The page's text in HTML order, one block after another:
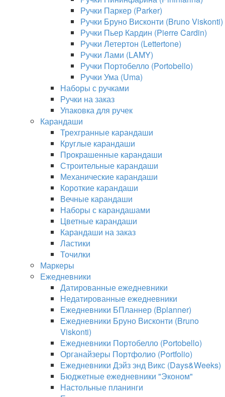
Ручки Паркер (Parker)
Ручки Бруно Висконти (Bruno Viskonti)
Ручки Пьер Кардин (Pierre Cardin)
Ручки Летертон (Lettertone)
Ручки Лами (LAMY)
Ручки Портобелло (Portobello)
Ручки Ума (Uma)
Наборы с ручками
Ручки на заказ
Упаковка для ручек
Карандаши
Трехгранные карандаши
Круглые карандаши
Прокрашенные карандаши
Строительные карандаши
Механические карандаши
Короткие карандаши
Вечные карандаши
Наборы с карандашами
Цветные карандаши
Карандаши на заказ
Ластики
Точилки
Маркеры
Ежедневники
Датированные ежедневники
Недатированные ежедневники
Ежедневники БПланнер (Bplanner)
Ежедневники Бруно Висконти (Bruno
Viskonti)
Ежедневники Портобелло (Portobello)
Органайзеры Портфолио (Portfolio)
Ежедневники Дэйз энд Викс (Days&Weeks)
Бюджетные ежедневники "Эконом"
Настольные планинги